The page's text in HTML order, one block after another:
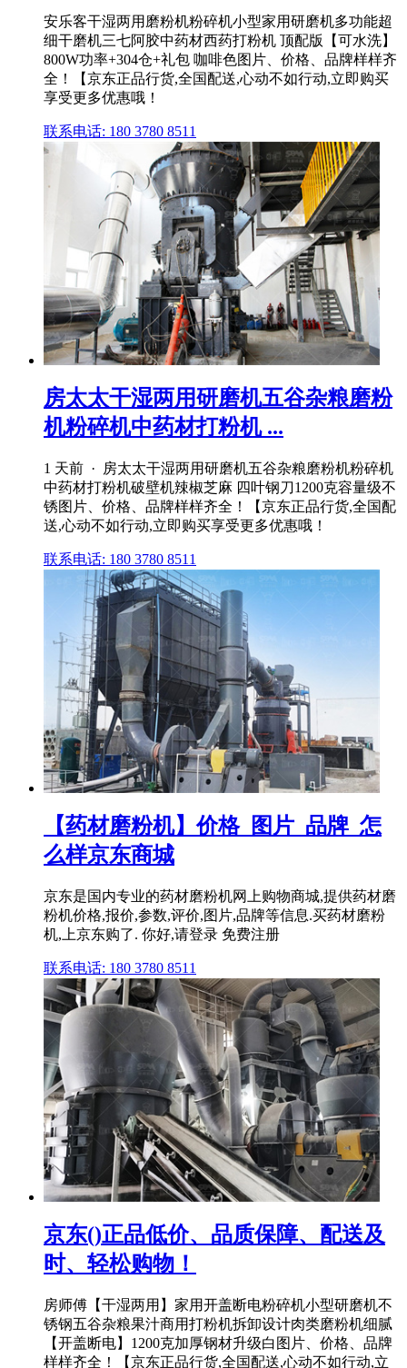
安乐客干湿两用磨粉机粉碎机小型家用研磨机多功能超
细干磨机三七阿胶中药材西药打粉机 顶配版【可水洗】
800W功率+304仓+礼包 咖啡色图片、价格、品牌样样齐
全！【京东正品行货,全国配送,心动不如行动,立即购买
享受更多优惠哦！
联系电话: 180 3780 8511
房太太干湿两用研磨机五谷杂粮磨粉
机粉碎机中药材打粉机 ...
1 天前 · 房太太干湿两用研磨机五谷杂粮磨粉机粉碎机
中药材打粉机破壁机辣椒芝麻 四叶钢刀1200克容量级不
锈图片、价格、品牌样样齐全！【京东正品行货,全国配
送,心动不如行动,立即购买享受更多优惠哦！
联系电话: 180 3780 8511
【药材磨粉机】价格_图片_品牌_怎
么样京东商城
京东是国内专业的药材磨粉机网上购物商城,提供药材磨
粉机价格,报价,参数,评价,图片,品牌等信息.买药材磨粉
机,上京东购了. 你好,请登录 免费注册
联系电话: 180 3780 8511
京东()正品低价、品质保障、配送及
时、轻松购物！
房师傅【干湿两用】家用开盖断电粉碎机小型研磨机不
锈钢五谷杂粮果汁商用打粉机拆卸设计肉类磨粉机细腻
【开盖断电】1200克加厚钢材升级白图片、价格、品牌
样样齐全！【京东正品行货,全国配送,心动不如行动,立